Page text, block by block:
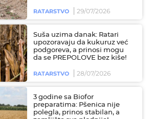
RATARSTVO 29/07/2026
Suša uzima danak: Ratari
upozoravaju da kukuruz već
podgoreva, a prinosi mogu
da se PREPOLOVE bez kiše!
RATARSTVO 28/07/2026
3 godine sa Biofor
preparatima: Pšenica nije
polegla, prinos stabilan, a